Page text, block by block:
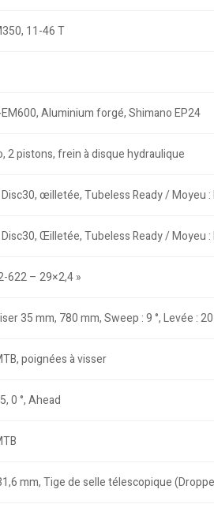
11-46 T
Aluminium forgé, Shimano EP24
2 pistons, frein à disque hydraulique
œilletée, Tubeless Ready / Moyeu
Œilletée, Tubeless Ready / Moyeu
622 – 29×2,4 »
35 mm, 780 mm, Sweep : 9 °, Levée :
poignées à visser
0 °, Ahead
mm, Tige de selle télescopique